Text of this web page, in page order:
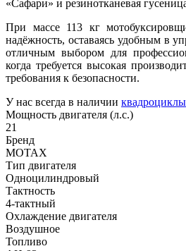
«Сафари» и резинотканевая
При массе 113 кг
надёжность, оставаясь удобным в
отличным выбором для
когда требуется высокая
требования к безопасности.
У нас всегда в наличии квадроциклы
Мощность двигателя (л.с.)
21
Бренд
MOTAX
Тип двигателя
Одноцилиндровый
Тактность
4-тактный
Охлаждение двигателя
Воздушное
Топливо